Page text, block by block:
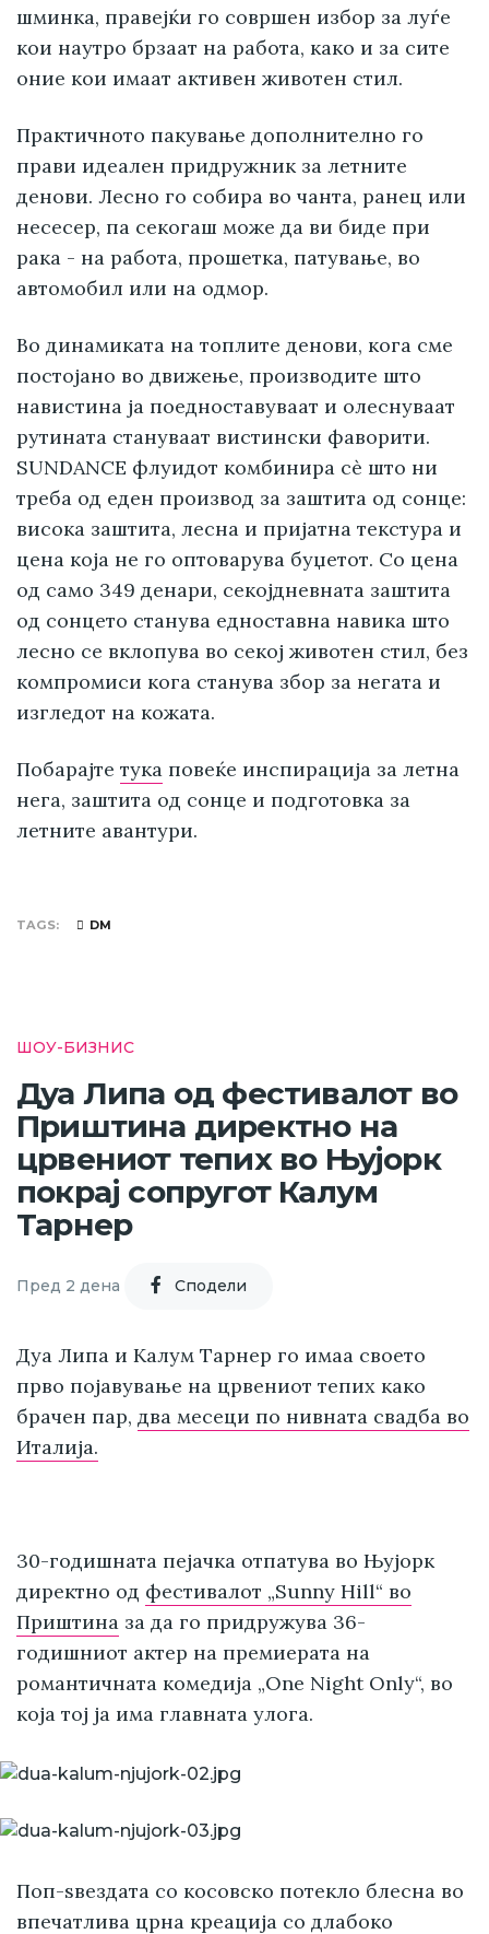
шминка, правејќи го совршен избор за луѓе
кои наутро брзаат на работа, како и за сите
оние кои имаат активен животен стил.
Практичното пакување дополнително го
прави идеален придружник за летните
денови. Лесно го собира во чанта, ранец или
несесер, па секогаш може да ви биде при
рака - на работа, прошетка, патување, во
автомобил или на одмор.
Во динамиката на топлите денови, кога сме
постојано во движење, производите што
навистина ја поедноставуваат и олеснуваат
рутината стануваат вистински фаворити.
SUNDANCE флуидот комбинира сè што ни
треба од еден производ за заштита од сонце:
висока заштита, лесна и пријатна текстура и
цена која не го оптоварува буџетот. Со цена
од само 349 денари, секојдневната заштита
од сонцето станува едноставна навика што
лесно се вклопува во секој животен стил, без
компромиси кога станува збор за негата и
изгледот на кожата.
Побарајте тука повеќе инспирација за летна
нега, заштита од сонце и подготовка за
летните авантури.
TAGS DM
ШОУ-БИЗНИС
Дуа Липа од фестивалот во
Приштина директно на
црвениот тепих во Њујорк
покрај сопругот Калум
Тарнер
Пред 2 дена Cподели
Дуа Липа и Калум Тарнер го имаа своето
прво појавување на црвениот тепих како
брачен пар, два месеци по нивната свадба во
Италија.
30-годишната пејачка отпатува во Њујорк
директно од фестивалот „Sunny Hill“ во
Приштина за да го придружува 36-
годишниот актер на премиерата на
романтичната комедија „One Night Only“, во
која тој ја има главната улога.
Поп-ѕвездата со косовско потекло блесна во
впечатлива црна креација со длабоко